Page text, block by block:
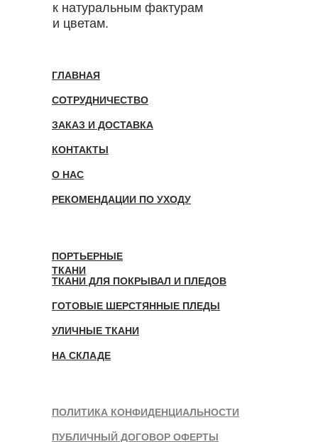
к натуральным фактурам
и цветам.
ГЛАВНАЯ
СОТРУДНИЧЕСТВО
ЗАКАЗ И ДОСТАВКА
КОНТАКТЫ
О НАС
ПОЛИТИКА КОНФИДЕНЦИАЛЬНОСТИ
ПОРТЬЕРНЫЕ
ТКАНИ
ТКАНИ ДЛЯ ПОКРЫВАЛ И ПЛЕДОВ
ГОТОВЫЕ ШЕРСТЯННЫЕ ПЛЕДЫ
УЛИЧНЫЕ ТКАНИ
НА СКЛАДЕ
РЕКОМЕНДАЦИИ ПО УХОДУ
ПУБЛИЧНЫЙ ДОГОВОР ОФЕРТЫ